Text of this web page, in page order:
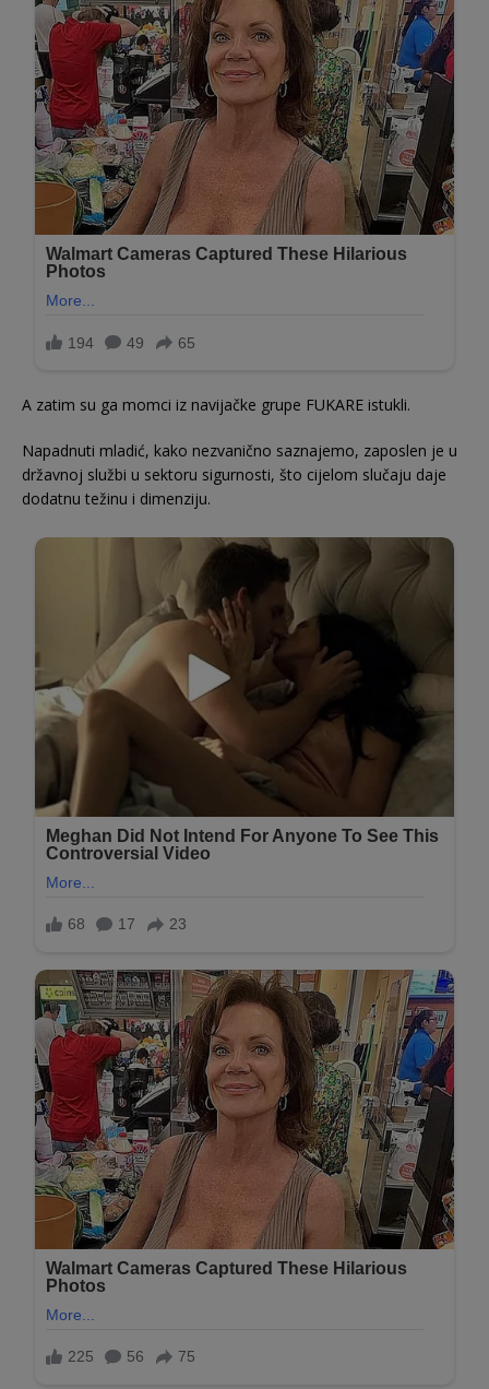
A zatim su ga momci iz navijačke grupe FUKARE istukli.
Napadnuti mladić, kako nezvanično saznajemo, zaposlen je u
državnoj službi u sektoru sigurnosti, što cijelom slučaju daje
dodatnu težinu i dimenziju.